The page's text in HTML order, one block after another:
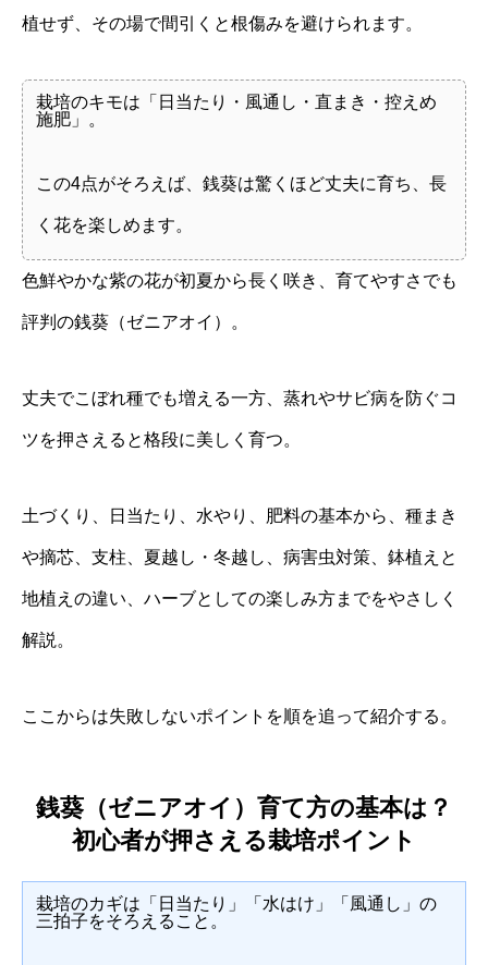
植せず、その場で間引くと根傷みを避けられます。
栽培のキモは「日当たり・風通し・直まき・控えめ
施肥」。
この4点がそろえば、銭葵は驚くほど丈夫に育ち、長
く花を楽しめます。
色鮮やかな紫の花が初夏から長く咲き、育てやすさでも
評判の銭葵（ゼニアオイ）。
丈夫でこぼれ種でも増える一方、蒸れやサビ病を防ぐコ
ツを押さえると格段に美しく育つ。
土づくり、日当たり、水やり、肥料の基本から、種まき
や摘芯、支柱、夏越し・冬越し、病害虫対策、鉢植えと
地植えの違い、ハーブとしての楽しみ方までをやさしく
解説。
ここからは失敗しないポイントを順を追って紹介する。
銭葵（ゼニアオイ）育て方の基本は？
初心者が押さえる栽培ポイント
栽培のカギは「日当たり」「水はけ」「風通し」の
三拍子をそろえること。